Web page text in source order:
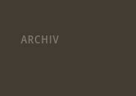
ARCHIV